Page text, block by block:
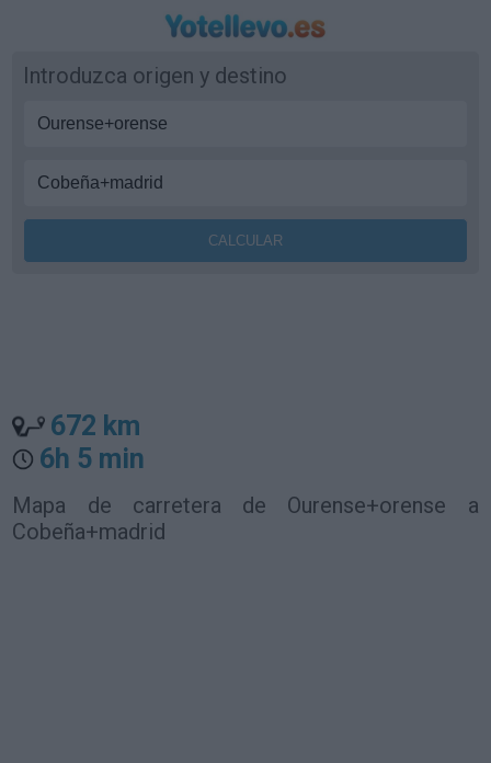
Introduzca origen y destino
672 km
6h 5 min
Mapa de carretera de Ourense+orense a
Cobeña+madrid